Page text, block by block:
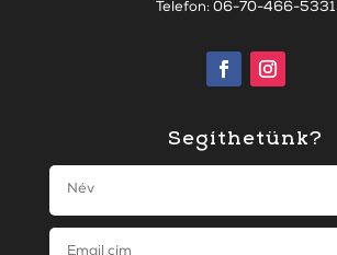
Telefon: 06-70-466-5331
Segíthetünk?